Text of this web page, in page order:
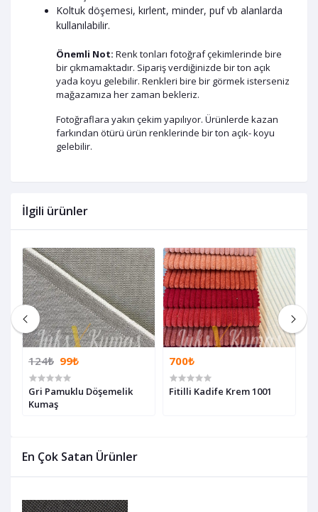
En Çok Satan Ürünler
Koltuk döşemesi, kırlent, minder, puf vb alanlarda
kullanılabilir.
Önemli Not: Renk tonları fotoğraf çekimlerinde bire
bir çıkmamaktadır. Sipariş verdiğinizde bir ton açık
yada koyu gelebilir. Renkleri bire bir görmek isterseniz
mağazamıza her zaman bekleriz.
Fotoğraflara yakın çekim yapılıyor. Ürünlerde kazan
farkından ötürü ürün renklerinde bir ton açık- koyu
gelebilir.
İlgili ürünler
124₺ 99₺
Gri Pamuklu Döşemelik
Kumaş
700₺
Fitilli Kadife Krem 1001